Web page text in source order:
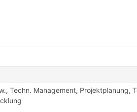
, Techn. Management, Projektplanung,